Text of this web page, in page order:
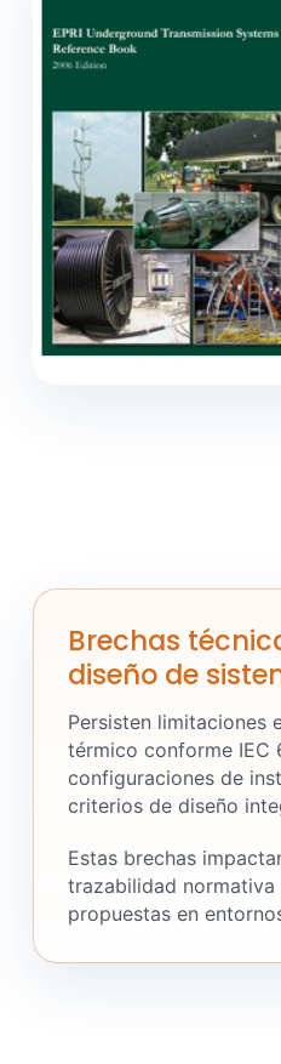
Brechas
diseño de
Persisten limitaciones
térmico conforme IEC
configuraciones de
criterios de diseño
Estas brechas
trazabilidad
propuestas en